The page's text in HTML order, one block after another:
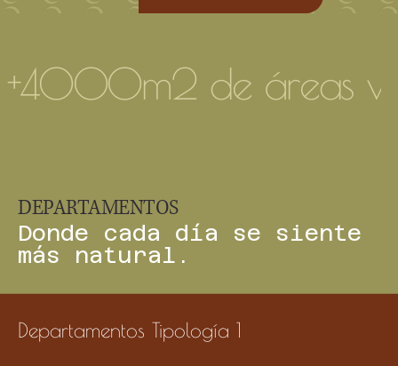
+4000m2 de áreas
DEPARTAMENTOS
Donde cada día se siente
más natural.
Departamentos Tipología 1